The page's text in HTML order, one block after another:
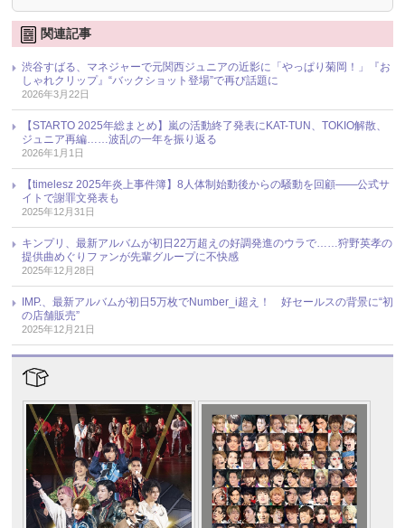
関連記事
渋谷すばる、マネジャーで元関西ジュニアの近影に「やっぱり菊岡！」『お
しゃれクリップ』“バックショット登場”で再び話題に
2026年3月22日
【STARTO 2025年総まとめ】嵐の活動終了発表にKAT-TUN、TOKIO解散、
ジュニア再編……波乱の一年を振り返る
2026年1月1日
【timelesz 2025年炎上事件簿】8人体制始動後からの騒動を回顧――公式サ
イトで謝罪文発表も
2025年12月31日
キンプリ、最新アルバムが初日22万超えの好調発進のウラで……狩野英孝の
提供曲めぐりファンが先輩グループに不快感
2025年12月28日
IMP.、最新アルバムが初日5万枚でNumber_i超え！ 好セールスの背景に“初
の店舗販売”
2025年12月21日